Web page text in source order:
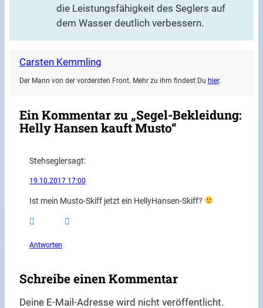
die Leistungsfähigkeit des Seglers auf
dem Wasser deutlich verbessern.
Carsten Kemmling
Der Mann von der vordersten Front. Mehr zu ihm findest Du hier.
Ein Kommentar zu „Segel-Bekleidung:
Helly Hansen kauft Musto“
Stehseglersagt:
19.10.2017 17:00
Ist mein Musto-Skiff jetzt ein HellyHansen-Skiff?
Antworten
Schreibe einen Kommentar
Deine E-Mail-Adresse wird nicht veröffentlicht.